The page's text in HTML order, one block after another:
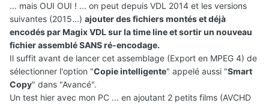
... mais OUI OUI ! ... on peut depuis VDL 2014 et les versions
suivantes (2015...) ajouter des fichiers montés et déjà
encodés par Magix VDL sur la time lineet sortir un nouveau
fichier assemblé SANS ré-encodage.
Il suffit avant de lancer cet assemblage (Export en MPEG 4) de
sélectionner l'option "Copie intelligente" appelé aussi "Smart
Copy" dans "Avancé".
Un test hier avec mon PC ... en ajoutant 2 petits films (AVCHD